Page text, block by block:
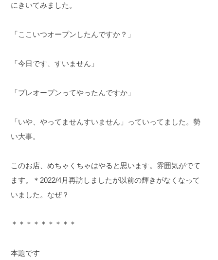
にきいてみました。
「ここいつオープンしたんですか？」
「今日です、すいません」
「プレオープンってやったんですか」
「いや、やってませんすいません」っていってました。勢
い大事。
このお店、めちゃくちゃはやると思います。雰囲気がでて
ます。
＊2022/4月再訪しましたが以前の輝きがなくなって
いました。なぜ？
＊＊＊＊＊＊＊＊＊
本題です